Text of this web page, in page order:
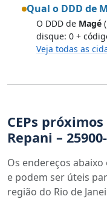
Qual o DDD de
O DDD de Magé
disque: 0 +
Veja todas as
CEPs
Repani –
Os endereços abaixo
e podem ser úteis
região do Rio de